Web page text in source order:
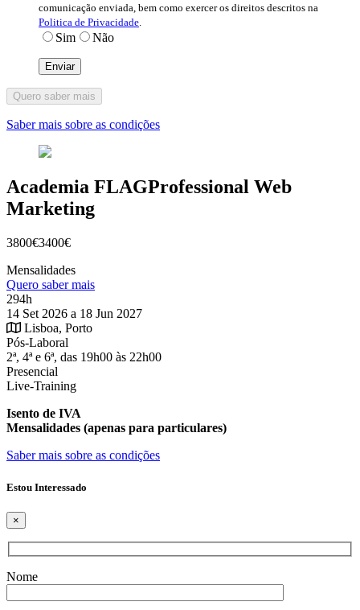
comunicação enviada, bem como exercer os direitos descritos na
Politica de Privacidade
Sim Não
Quero saber mais
Saber mais sobre as condições
Academia FLAGProfessional Web
Marketing
3800€3400€
Mensalidades
Quero saber mais
294h
14 Set 2026 a 18 Jun 2027
Lisboa, Porto
Pós-Laboral
2ª, 4ª e 6ª, das 19h00 às 22h00
Presencial
Live-Training
Isento de IVA
Mensalidades (apenas para particulares)
Saber mais sobre as condições
Estou Interessado
×
Nome